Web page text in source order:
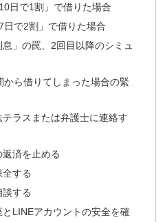
日で1割」で借りた場合
で2割」で借りた場合
」の罠、2回目以降のシミュ
ら借りてしまった場合の緊
ラスまたは弁護士に連絡す
済を止める
する
する
LINEアカウントの安全を確